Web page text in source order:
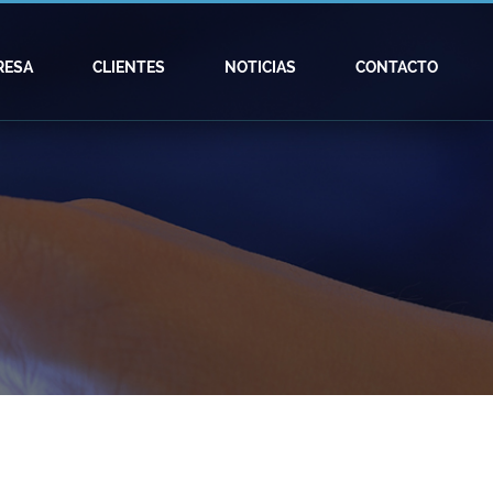
CLIENTES NOTICIAS CONTACTO